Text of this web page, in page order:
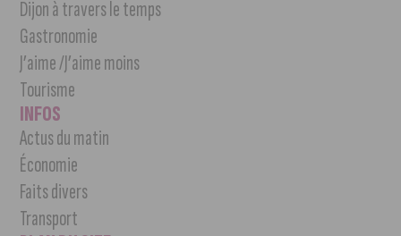
Dijon à travers le temps
Gastronomie
J’aime /J’aime moins
Tourisme
INFOS
Actus du matin
Économie
Faits divers
Transport